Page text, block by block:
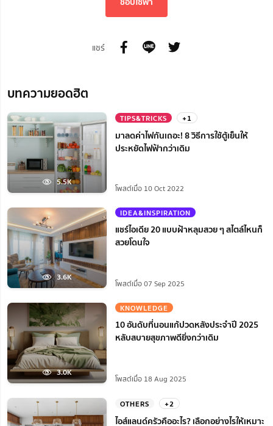
แชร์
บทความยอดฮิต
5.5K
TIPS&TRICKS +1
มาลดค่าไฟกันเถอะ! 8 วิธีการใช้ตู้เย็นให้
ประหยัดไฟฟ้ากว่าเดิม
โพสต์เมื่อ 10 Oct 2022
3.6K
IDEA&INSPIRATION
แชร์ไอเดีย 20 แบบฝ้าหลุมสวย ๆ สไตล์ไหนก็
สวยโดนใจ
โพสต์เมื่อ 07 Sep 2025
3.0K
KNOWLEDGE
10 อันดับที่นอนแก้ปวดหลังประจำปี 2025
หลับสบายสุขภาพดียิ่งกว่าเดิม
โพสต์เมื่อ 18 Aug 2025
OTHERS +2
ไอส์แลนด์ครัวคืออะไร? เลือกอย่างไรให้เหมาะ